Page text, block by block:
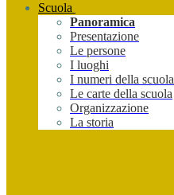
Scuola
Panoramica
Presentazione
Le persone
I luoghi
I numeri della scuola
Le carte della scuola
Organizzazione
La storia